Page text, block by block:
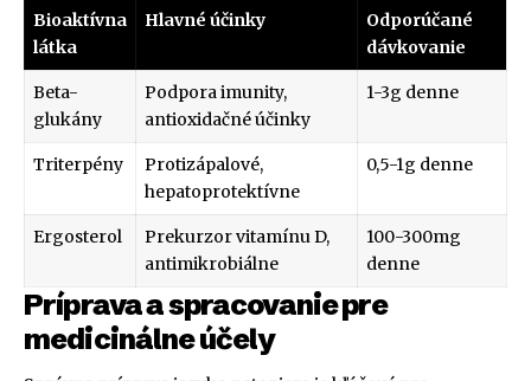
Bioaktívna
látka
Hlavné účinky
Odporúčané
dávkovanie
Beta-
glukány
Podpora imunity,
antioxidačné účinky
1-3g denne
Triterpény
Protizápalové,
hepatoprotektívne
0,5-1g denne
Ergosterol
Prekurzor vitamínu D,
antimikrobiálne
100-300mg
denne
Príprava a spracovanie pre
medicinálne účely